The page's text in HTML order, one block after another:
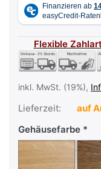
Flexible
inkl. MwSt. (19%),
Lieferzeit:
auf
Gehäusefarbe